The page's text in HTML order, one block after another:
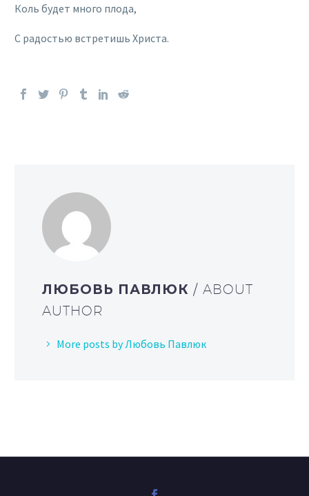
Коль будет много плода,
С радостью встретишь Христа.
ЛЮБОВЬ ПАВЛЮК/ ABOUT
AUTHOR
More posts by Любовь Павлюк